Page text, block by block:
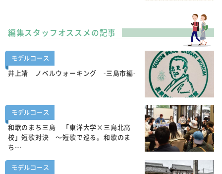
編集スタッフオススメの記事
モデルコース
井上靖 ノベルウォーキング -三島市編-
モデルコース
和歌のまち三島 「東洋大学×三島北高
校」短歌対決 ～短歌で巡る。和歌のま
ち…
モデルコース